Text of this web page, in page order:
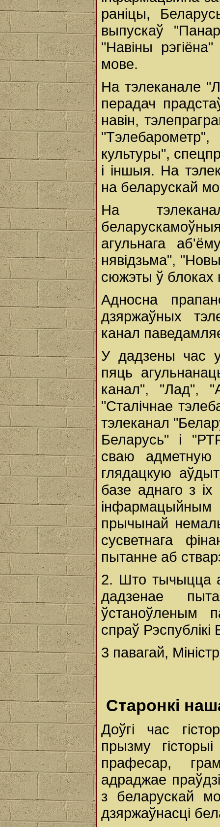
раніцы,
выпускаў
"Навіны
мове.
На тэлеканале
перадач
навін,
культуры",
і іншыя. На
на беларускай
На
агульнага
нявідзьма",
сюжэты ў блоках
Адносна
дзяржаўных
канал
У дадзены час у
пяць
канал", "Лад",
"Сталічнае
тэлеканал
Беларусь" і
сваю
глядацкую
базе аднаго з
прычынай
сусветнага
пытанне аб
2. Што тычыцца
дадзенае
ўстаноўленым
спраў Рэспублікі
3 павагай,
Старонкі
Доўгі час
прызму
прафесар,
адраджае
з беларускай
дзяржаўнасці